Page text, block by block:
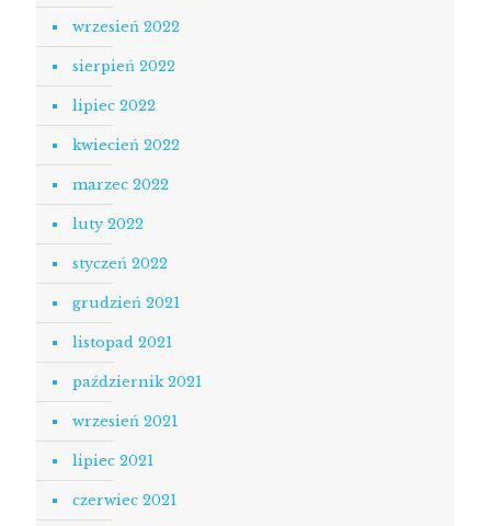
wrzesień 2022
sierpień 2022
lipiec 2022
kwiecień 2022
marzec 2022
luty 2022
styczeń 2022
grudzień 2021
listopad 2021
październik 2021
wrzesień 2021
lipiec 2021
czerwiec 2021